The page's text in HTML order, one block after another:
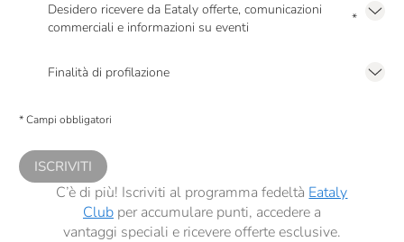
Desidero ricevere da Eataly offerte, comunicazioni
commerciali e informazioni su eventi
*
Finalità di profilazione
comunicazioni commerciali personalizzate, in caso di consenso prestato ai
* Campi obbligatori
ISCRIVITI
C’è di più! Iscriviti al programma fedeltà Eataly
Clubper accumulare punti, accedere a
vantaggi speciali e ricevere offerte esclusive.